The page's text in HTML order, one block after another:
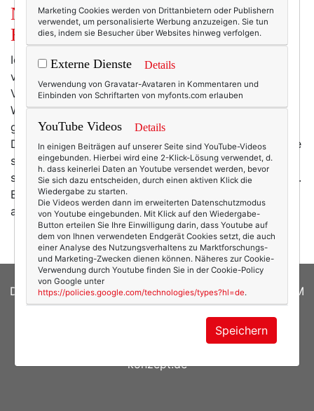
Neues Jahr, neues Glück – und neue
Haut!
Ich habe mir in diesem Jahr ganz bewusst nichts
vorgenommen – denn es gibt wohl keinen „guten
Vorsatz“, den ich tatsächlich jemals länger als zwei
Wochen durchgehalten hätte. Manchmal ist es sogar
ganz beim Vorsatz geblieben. Liegt es an meiner
Disziplin? Oder liegt es daran, dass ich mir immer Ziele
stecke, die von vorn herein zum Scheitern verurteilt
sind? Ich weiß es nicht. Vermutlich ein Mix aus beidem.
Ein bisschen Neuanfang und Erneuerung gibt es aber
auch bei mir. Sprich:… mehr
DATENSCHUTZERKLÄRUNG|COOKIES|IMPRESSUM
| Susanne Ackstaller
Sibylle Zimmermann, hz-
konzept.de
Marketing Cookies werden von Drittanbietern oder Publishern
verwendet, um personalisierte Werbung anzuzeigen. Sie tun
dies, indem sie Besucher über Websites hinweg verfolgen.
Externe Dienste Details
Verwendung von Gravatar-Avataren in Kommentaren und
Einbinden von Schriftarten von myfonts.com erlauben
YouTube Videos Details
In einigen Beiträgen auf unserer Seite sind YouTube-Videos
eingebunden. Hierbei wird eine 2-Klick-Lösung verwendet, d.
h. dass keinerlei Daten an Youtube versendet werden, bevor
Sie sich dazu entscheiden, durch einen aktiven Klick die
Wiedergabe zu starten.
Die Videos werden dann im erweiterten Datenschutzmodus
von Youtube eingebunden. Mit Klick auf den Wiedergabe-
Button erteilen Sie Ihre Einwilligung darin, dass Youtube auf
dem von Ihnen verwendeten Endgerät Cookies setzt, die auch
einer Analyse des Nutzungsverhaltens zu Marktforschungs-
und Marketing-Zwecken dienen können. Näheres zur Cookie-
Verwendung durch Youtube finden Sie in der Cookie-Policy
von Google unter
https://policies.google.com/technologies/types?hl=de.
Speichern